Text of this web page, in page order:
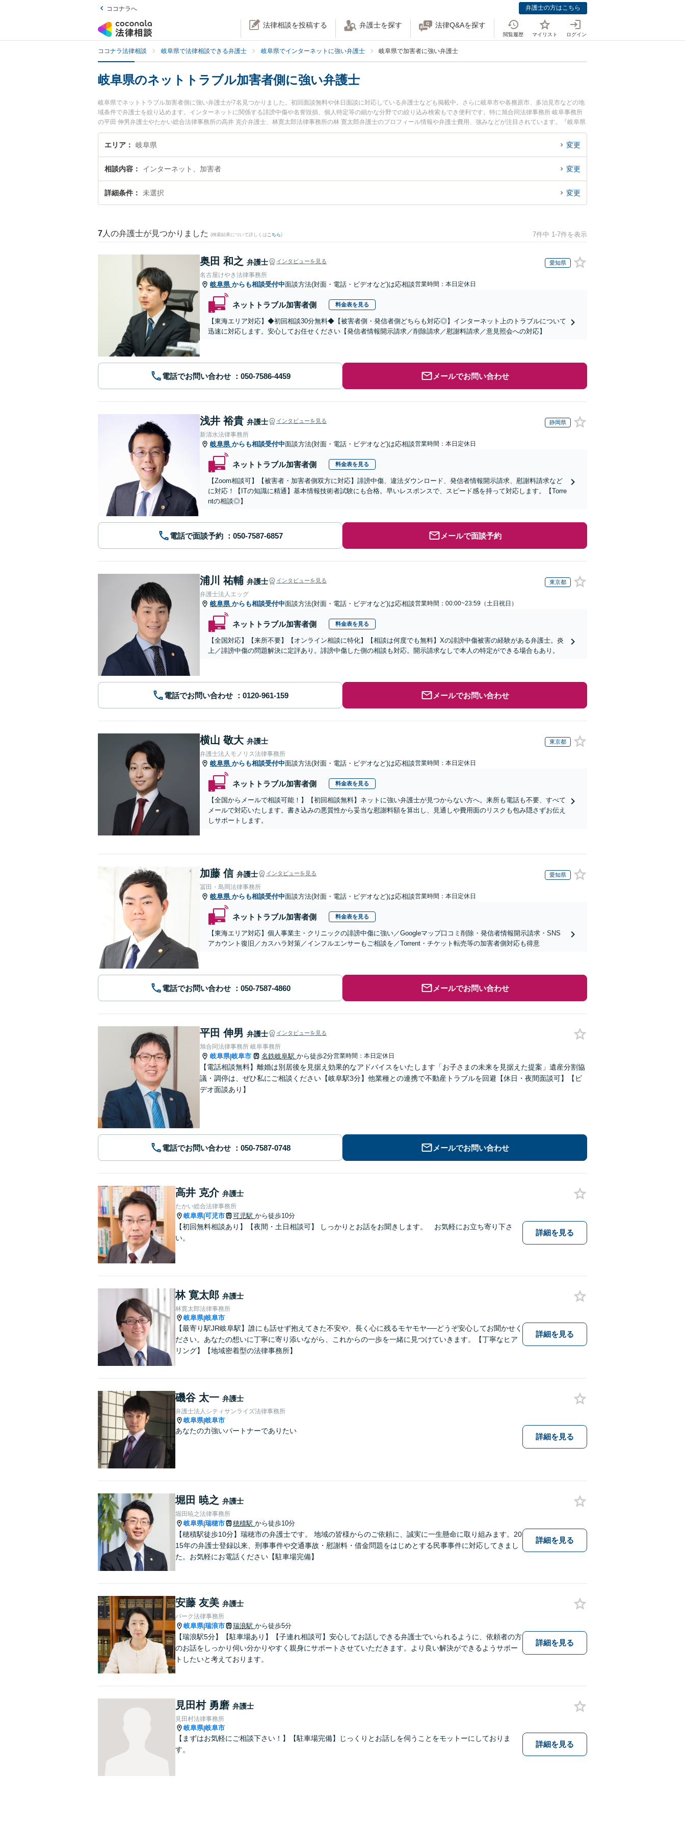
ココナラへ 弁護士の方はこちら
法律相談を投稿する 弁護士を探す 法律Q&Aを探す
閲覧履歴 マイリスト ログイン
ココナラ法律相談 岐阜県で法律相談できる弁護士 岐阜県でインターネットに強い弁護士 岐阜県で加害者に強い弁護士
岐阜県のネットトラブル加害者側に強い弁護士
岐阜県でネットトラブル加害者側に強い弁護士が7名見つかりました。初回面談無料や休日面談に対応している弁護士なども掲載中。さらに岐阜市や各務原市、多治見市などの地
域条件で弁護士を絞り込めます。インターネットに関係する誹謗中傷や名誉毀損、個人特定等の細かな分野での絞り込み検索もでき便利です。特に旭合同法律事務所 岐阜事務所
の平田 伸男弁護士やたかい総合法律事務所の高井 克介弁護士、林寛太郎法律事務所の林 寛太郎弁護士のプロフィール情報や弁護士費用、強みなどが注目されています。『岐阜県
で土日や夜間に発生したネットトラブル加害者側のトラブルを今すぐに弁護士に相談したい』『ネットトラブル加害者側のトラブル解決の実績豊富な近くの弁護士を検索したい』
『初回相談無料でネットトラブル加害者側を法律相談できる岐阜県内の弁護士に相談予約したい』などでお困りの相談者さんにおすすめです。
エリア 岐阜県 変更
相談内容 インターネット、加害者 変更
詳細条件 未選択 変更
7 人の弁護士が見つかりました (検索結果について詳しくは こちら) 7件中 1-7件を表示
奥田 和之 弁護士 インタビューを見る 愛知県
名古屋けやき法律事務所
岐阜県 からも相談受付中面談方法(対面・電話・ビデオなど)は応相談営業時間：本日定休日
ネットトラブル加害者側 料金表を見る
【東海エリア対応】◆初回相談30分無料◆【被害者側・発信者側どちらも対応◎】インターネット上のトラブルについて
迅速に対応します。安心してお任せください【発信者情報開示請求／削除請求／慰謝料請求／意見照会への対応】
電話でお問い合わせ メールでお問い合わせ
浅井 裕貴 弁護士 インタビューを見る 静岡県
新清水法律事務所
岐阜県 からも相談受付中面談方法(対面・電話・ビデオなど)は応相談営業時間：本日定休日
ネットトラブル加害者側 料金表を見る
【Zoom相談可】【被害者・加害者側双方に対応】誹謗中傷、違法ダウンロード、発信者情報開示請求、慰謝料請求など
に対応！【ITの知識に精通】基本情報技術者試験にも合格。早いレスポンスで、スピード感を持って対応します。【Torre
ntの相談◎】
電話で面談予約 メールで面談予約
浦川 祐輔 弁護士 インタビューを見る 東京都
弁護士法人エッグ
岐阜県 からも相談受付中面談方法(対面・電話・ビデオなど)は応相談営業時間：00:00~23:59（土日祝日）
ネットトラブル加害者側 料金表を見る
【全国対応】【来所不要】【オンライン相談に特化】【相談は何度でも無料】Xの誹謗中傷被害の経験がある弁護士。炎
上／誹謗中傷の問題解決に定評あり。誹謗中傷した側の相談も対応。開示請求なしで本人の特定ができる場合もあり。
電話でお問い合わせ メールでお問い合わせ
横山 敬大 弁護士 東京都
弁護士法人モノリス法律事務所
岐阜県 からも相談受付中面談方法(対面・電話・ビデオなど)は応相談営業時間：本日定休日
ネットトラブル加害者側 料金表を見る
【全国からメールで相談可能！】【初回相談無料】ネットに強い弁護士が見つからない方へ。来所も電話も不要、すべて
メールで対応いたします。書き込みの悪質性から妥当な慰謝料額を算出し、見通しや費用面のリスクも包み隠さずお伝え
しサポートします。
加藤 信 弁護士 インタビューを見る 愛知県
冨田・島岡法律事務所
岐阜県 からも相談受付中面談方法(対面・電話・ビデオなど)は応相談営業時間：本日定休日
ネットトラブル加害者側 料金表を見る
【東海エリア対応】個人事業主・クリニックの誹謗中傷に強い／Googleマップ口コミ削除・発信者情報開示請求・SNS
アカウント復旧／カスハラ対策／インフルエンサーもご相談を／Torrent・チケット転売等の加害者側対応も得意
電話でお問い合わせ メールでお問い合わせ
平田 伸男 弁護士 インタビューを見る
旭合同法律事務所 岐阜事務所
岐阜県|岐阜市 名鉄岐阜駅 から徒歩2分営業時間：本日定休日
【電話相談無料】離婚は別居後を見据え効果的なアドバイスをいたします「お子さまの未来を見据えた提案」遺産分割協
議・調停は、ぜひ私にご相談ください【岐阜駅3分】他業種との連携で不動産トラブルを回避【休日・夜間面談可】【ビ
デオ面談あり】
電話でお問い合わせ メールでお問い合わせ
高井 克介 弁護士
たかい総合法律事務所
岐阜県|可児市 可児駅 から徒歩10分
【初回無料相談あり】【夜間・土日相談可】 しっかりとお話をお聞きします。 お気軽にお立ち寄り下さ
い。
詳細を見る
林 寛太郎 弁護士
林寛太郎法律事務所
岐阜県|岐阜市
【最寄り駅JR岐阜駅】誰にも話せず抱えてきた不安や、長く心に残るモヤモヤ──どうぞ安心してお聞かせく
ださい。あなたの想いに丁寧に寄り添いながら、これからの一歩を一緒に見つけていきます。【丁寧なヒア
リング】【地域密着型の法律事務所】
詳細を見る
磯谷 太一 弁護士
弁護士法人シティサンライズ法律事務所
岐阜県|岐阜市
あなたの力強いパートナーでありたい
詳細を見る
堀田 暁之 弁護士
堀田暁之法律事務所
岐阜県|瑞穂市 穂積駅 から徒歩10分
【穂積駅徒歩10分】瑞穂市の弁護士です。 地域の皆様からのご依頼に、誠実に一生懸命に取り組みます。20
15年の弁護士登録以来、刑事事件や交通事故・慰謝料・借金問題をはじめとする民事事件に対応してきまし
た。お気軽にお電話ください【駐車場完備】
詳細を見る
安藤 友美 弁護士
パーク法律事務所
岐阜県|瑞浪市 瑞浪駅 から徒歩5分
【瑞浪駅5分】【駐車場あり】【子連れ相談可】安心してお話しできる弁護士でいられるように、依頼者の方
のお話をしっかり伺い分かりやすく親身にサポートさせていただきます。より良い解決ができるようサポー
トしたいと考えております。
詳細を見る
見田村 勇磨 弁護士
見田村法律事務所
岐阜県|岐阜市
【まずはお気軽にご相談下さい！】【駐車場完備】じっくりとお話しを伺うことをモットーにしておりま
す。
詳細を見る